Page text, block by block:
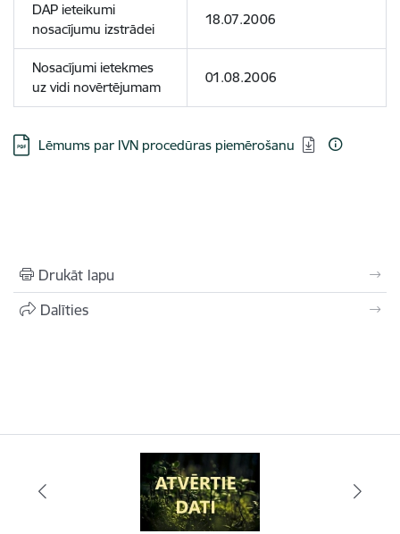
DAP ieteikumi
nosacījumu izstrādei
18.07.2006
Nosacījumi ietekmes
uz vidi novērtējumam
01.08.2006
Lejupielādēt:
Lēmums par IVN procedūras piemērošanu
Drukāt lapu
Dalīties